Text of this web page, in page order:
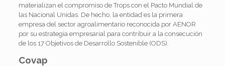
materializan el compromiso de Trops con el Pacto Mundial de
las Nacional Unidas. De hecho, la entidad es la primera
empresa del sector agroalimentario reconocida por AENOR
por su estrategia empresarial para contribuir a la consecución
de los 17 Objetivos de Desarrollo Sostenible (ODS).
Covap